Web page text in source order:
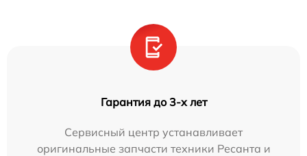
Гарантия до 3-х лет
Сервисный центр устанавливает
оригинальные запчасти техники Ресанта и